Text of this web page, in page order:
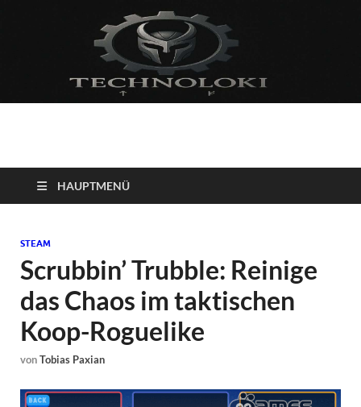
Technoloki: Gaming
und Entertainment
News
Blockbuster, Indie-Perlen und Retro-Klassiker.
HAUPTMENÜ
STEAM
Scrubbin’ Trubble: Reinige
das Chaos im taktischen
Koop-Roguelike
vonTobias Paxian